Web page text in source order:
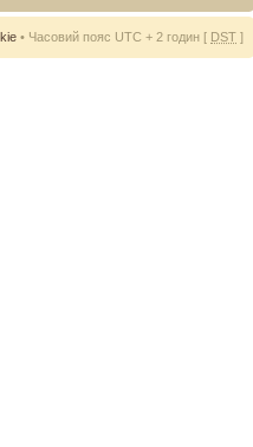
• Часовий пояс UTC + 2 годин [ DST ]